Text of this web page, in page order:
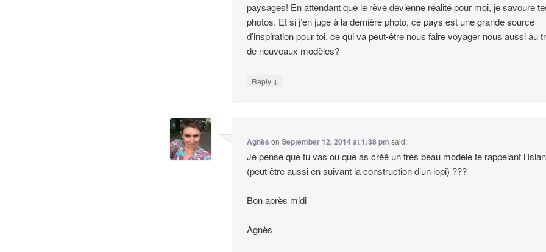
paysages! En attendant que le rêve devienne réalité pour moi, je savoure
photos. Et si j’en juge à la dernière photo, ce pays est une grande source
d’inspiration pour toi, ce qui va peut-être nous faire voyager nous aussi au
de nouveaux modèles?
Reply ↓
Agnès onSeptember 12, 2014 at 1:38 pm said:
Je pense que tu vas ou que as créé un très beau modèle te rappelant
(peut être aussi en suivant la construction d’un lopi) ???
Bon après midi
Agnès